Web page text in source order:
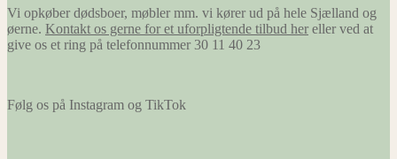
Vi opkøber dødsboer, møbler mm. vi kører ud på hele Sjælland og
øerne. Kontakt os gerne for et uforpligtende tilbud her eller ved at
give os et ring på telefonnummer 30 11 40 23
Følg os på Instagram og TikTok